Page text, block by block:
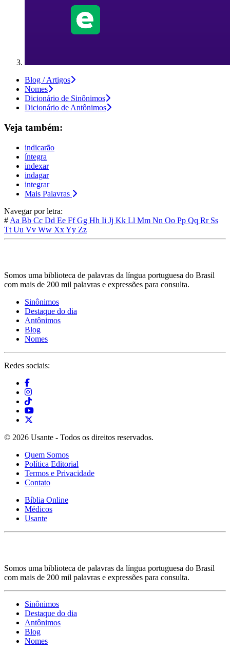
Blog / Artigos
Nomes
Dicionário de Sinônimos
Dicionário de Antônimos
Veja também:
indicarão
íntegra
indexar
indagar
integrar
Mais Palavras
Navegar por letra:
# Aa Bb Cc Dd Ee FfGg Hh Ii Jj Kk Ll Mm Nn Oo Pp Qq Rr Ss
Tt Uu Vv Ww XxYy Zz
Somos uma biblioteca de palavras da língua portuguesa do Brasil
com mais de 200 mil palavras e expressões para consulta.
Sinônimos
Destaque do dia
Antônimos
Blog
Nomes
Redes sociais:
© 2026 Usante - Todos os direitos reservados.
Quem Somos
Política Editorial
Termos e Privacidade
Contato
Bíblia Online
Médicos
Usante
Somos uma biblioteca de palavras da língua portuguesa do Brasil
com mais de 200 mil palavras e expressões para consulta.
Sinônimos
Destaque do dia
Antônimos
Blog
Nomes